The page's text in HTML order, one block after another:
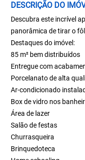
DESCRIÇÃO DO
Descubra este incrível
panorâmica de tirar o
Destaques do imóvel:
85 m² bem distribuídos
Entregue com
Porcelanato de alta
Ar-condicionado
Box de vidro nos
Área de lazer
Salão de festas
Churrasqueira
Brinquedoteca